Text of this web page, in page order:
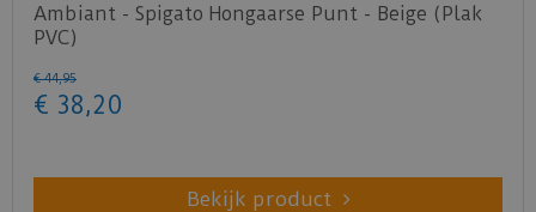
Ambiant - Spigato Hongaarse Punt - Beige (Plak
PVC)
€ 44,95
€ 38,20
Bekijk product